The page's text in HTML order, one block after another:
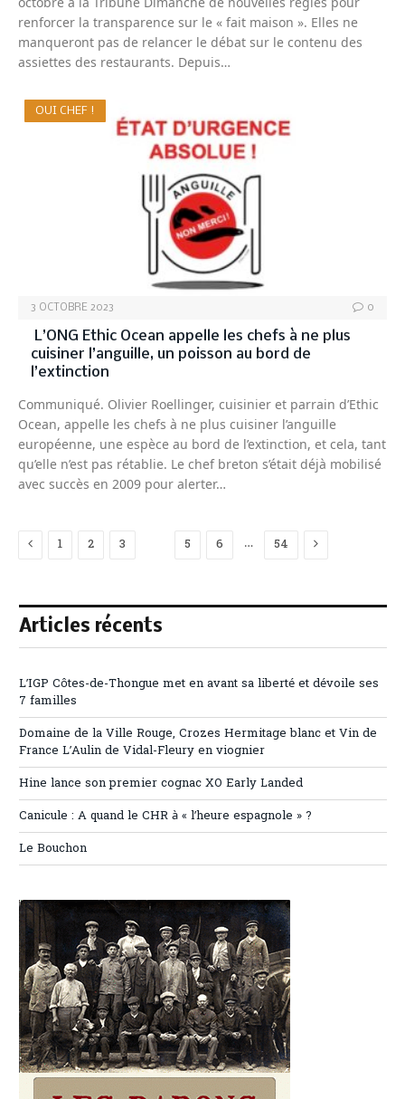
renforcer la transparence sur le « fait maison ». Elles ne
manqueront pas de relancer le débat sur le contenu des
assiettes des restaurants. Depuis…
OUI CHEF !
3 OCTOBRE 2023 0
L’ONG Ethic Ocean appelle les chefs à ne plus
cuisiner l’anguille, un poisson au bord de
l’extinction
Communiqué. Olivier Roellinger, cuisinier et parrain d’Ethic
Ocean, appelle les chefs à ne plus cuisiner l’anguille
européenne, une espèce au bord de l’extinction, et cela, tant
qu’elle n’est pas rétablie. Le chef breton s’était déjà mobilisé
avec succès en 2009 pour alerter…
Previous
1 2 3 5 6 … 54 Next
Articles récents
L’IGP Côtes-de-Thongue met en avant sa liberté et dévoile ses
7 familles
Domaine de la Ville Rouge, Crozes Hermitage blanc et Vin de
France L’Aulin de Vidal-Fleury en viognier
Hine lance son premier cognac XO Early Landed
Canicule : A quand le CHR à « l’heure espagnole » ?
Le Bouchon